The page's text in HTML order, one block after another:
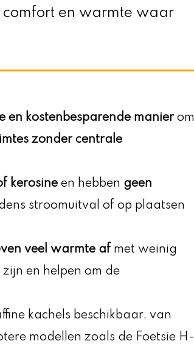
en warmte waar
en kostenbesparende manierom
zonder centrale
kerosine en hebben geen
stroomuitval of op plaatsen
veel warmte af met weinig
en helpen om de
kachels beschikbaar, van
modellen zoals de Foetsie H-